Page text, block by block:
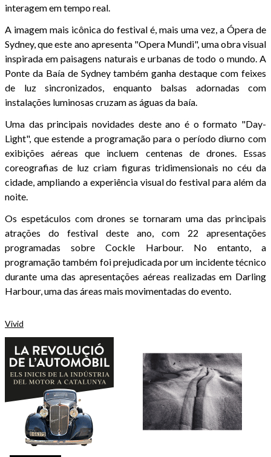
interagem em tempo real.
A imagem mais icônica do festival é, mais uma vez, a Ópera de
Sydney, que este ano apresenta "Opera Mundi", uma obra visual
inspirada em paisagens naturais e urbanas de todo o mundo. A
Ponte da Baía de Sydney também ganha destaque com feixes
de luz sincronizados, enquanto balsas adornadas com
instalações luminosas cruzam as águas da baía.
Uma das principais novidades deste ano é o formato "Day-
Light", que estende a programação para o período diurno com
exibições aéreas que incluem centenas de drones. Essas
coreografias de luz criam figuras tridimensionais no céu da
cidade, ampliando a experiência visual do festival para além da
noite.
Os espetáculos com drones se tornaram uma das principais
atrações do festival deste ano, com 22 apresentações
programadas sobre Cockle Harbour. No entanto, a
programação também foi prejudicada por um incidente técnico
durante uma das apresentações aéreas realizadas em Darling
Harbour, uma das áreas mais movimentadas do evento.
Vivid